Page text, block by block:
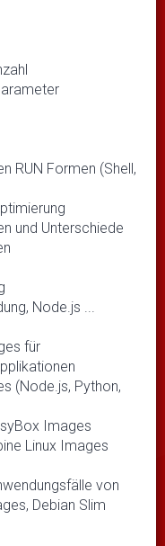
RUN Formen (Shell,
und Unterschiede
Node.js ...
für
(Node.js, Python,
Images
Linux Images
von
Debian Slim